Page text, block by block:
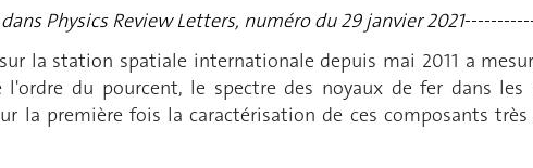
Physics Review Letters, numéro du 29 janvier 2021
la station spatiale internationale depuis mai 2011 a
l'ordre du pourcent, le spectre des noyaux de fer dans les
la première fois la caractérisation de ces composants très